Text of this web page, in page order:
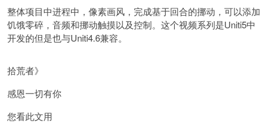
整体项目中进程中，像素画风，完成基于回合的挪动，可以添加
饥饿零碎，音频和挪动触摸以及控制。这个视频系列是Uniti5中
开发的但是也与Uniti4.6兼容。
拾荒者》
感恩一切有你
您看此文用